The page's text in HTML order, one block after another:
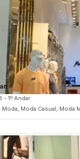
- 1º Andar
Moda, Moda Casual, Moda